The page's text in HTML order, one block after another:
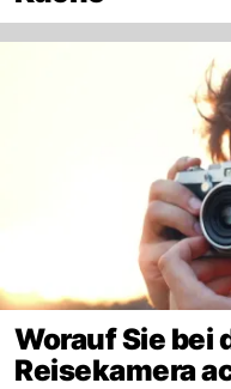
Worauf Sie bei
Reisekamera